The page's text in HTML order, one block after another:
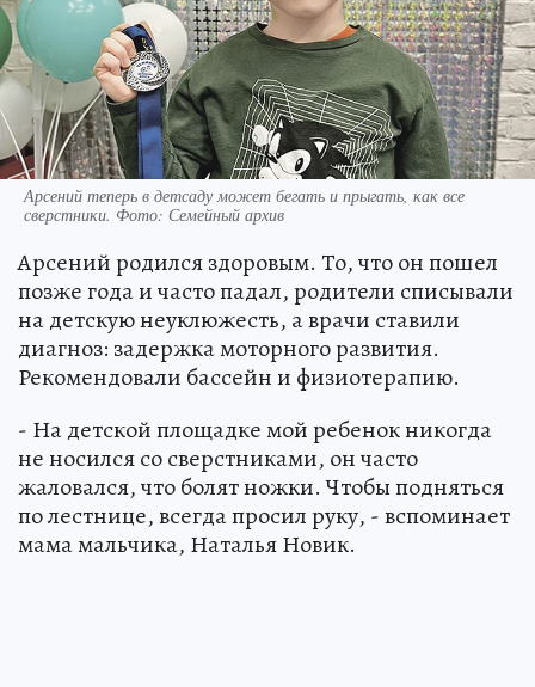
Арсений теперь в детсаду может бегать и прыгать, как все
сверстники. Фото: Семейный архив
Арсений родился здоровым. То, что он пошел
позже года и часто падал, родители списывали
на детскую неуклюжесть, а врачи ставили
диагноз: задержка моторного развития.
Рекомендовали бассейн и физиотерапию.
- На детской площадке мой ребенок никогда
не носился со сверстниками, он часто
жаловался, что болят ножки. Чтобы подняться
по лестнице, всегда просил руку, - вспоминает
мама мальчика, Наталья Новик.